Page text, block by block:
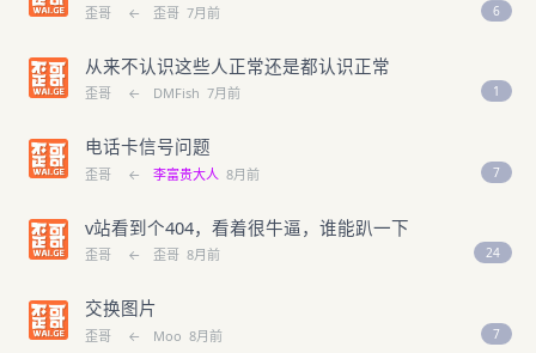
歪哥 ← 歪哥 7月前 6
从来不认识这些人正常还是都认识正常
歪哥 ← DMFish 7月前 1
电话卡信号问题
歪哥 ← 李富贵大人 8月前 7
v站看到个404，看着很牛逼，谁能趴一下
歪哥 ← 歪哥 8月前 24
交换图片
歪哥 ← Moo 8月前 7